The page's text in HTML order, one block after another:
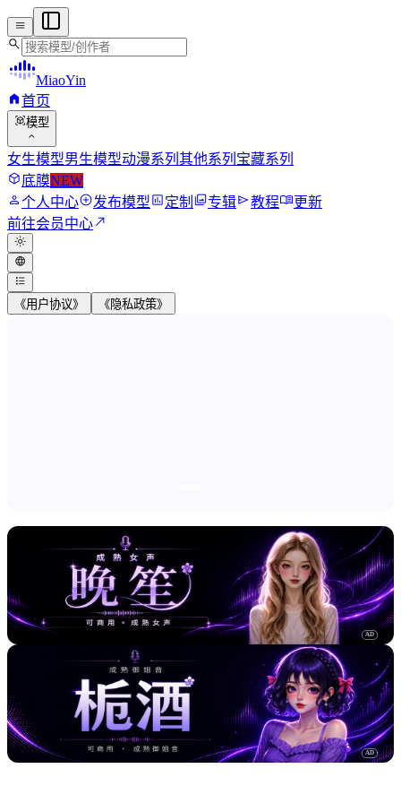
menu
search
MiaoYin
home首页
view_in_ar模型
expand_more
女生模型男生模型动漫系列 其他系列 宝藏系列
deployed_code底膜NEW
person个人中心add_circle发布模型assessment定制 photo_library专辑send教程menu_book更新
前往会员中心north_east
light_mode
language
format_list_bulleted
《用户协议》 《隐私政策》
AD
AD